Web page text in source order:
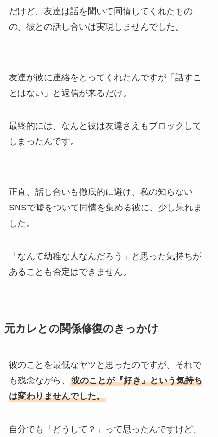
だけど、友達は話を聞いて同情してくれたもの
の、彼との話し合いは実現しませんでした。
友達が彼に連絡をとってくれたんですが「話すこ
とはない」と返信が来るだけ。
最終的には、なんと彼は友達さえもブロックして
しまったんです。
正直、話し合いも徹底的に避け、私の知らない
SNSで嘘をついて同情を集める彼に、少し呆れま
した。
「なんて幼稚な人なんだろう」と思った気持ちが
あることも否定はできません。
元カレとの関係修復のきっかけ
彼のことを最低なヤツと思ったのですが、それで
も残念ながら、 彼のことが『好き』という気持ち
は変わりませんでした。
自分でも「どうして？」って思ったんですけど、